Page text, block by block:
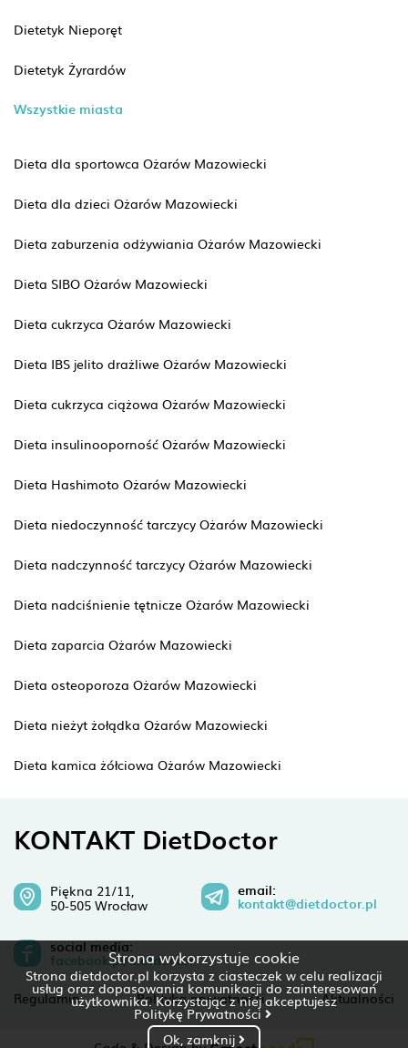
Strona wykorzystuje cookie
Strona dietdoctor.pl korzysta z ciasteczek w celu realizacji
usług oraz dopasowania komunikacji do zainteresowań
użytkownika. Korzystając z niej akceptujesz
Politykę Prywatności
Ok, zamknij
Dietetyk Nieporęt
Dietetyk Żyrardów
Wszystkie miasta
Dieta dla sportowca Ożarów Mazowiecki
Dieta dla dzieci Ożarów Mazowiecki
Dieta zaburzenia odżywiania Ożarów Mazowiecki
Dieta SIBO Ożarów Mazowiecki
Dieta cukrzyca Ożarów Mazowiecki
Dieta IBS jelito drażliwe Ożarów Mazowiecki
Dieta cukrzyca ciążowa Ożarów Mazowiecki
Dieta insulinooporność Ożarów Mazowiecki
Dieta Hashimoto Ożarów Mazowiecki
Dieta niedoczynność tarczycy Ożarów Mazowiecki
Dieta nadczynność tarczycy Ożarów Mazowiecki
Dieta nadciśnienie tętnicze Ożarów Mazowiecki
Dieta zaparcia Ożarów Mazowiecki
Dieta osteoporoza Ożarów Mazowiecki
Dieta nieżyt żołądka Ożarów Mazowiecki
Dieta kamica żółciowa Ożarów Mazowiecki
KONTAKT DietDoctor
Piękna 21/11,
50-505 Wrocław
email:
kontakt@dietdoctor.pl
social media:
facebook.pl/dietdoctor
Regulamin Polityka prywatności Aktualności